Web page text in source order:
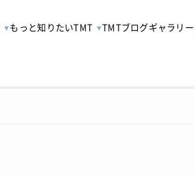
もっと知りたいTMT TMTブログギャラリー